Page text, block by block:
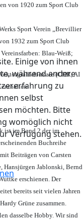
Einige von ihnen
während andere
zu
selbst
möchten. Bitte
womöglich nicht
Verfügung stehen.
von 1920 zum Sport Club
Sport Verein „Brevillier
1932 zum Sport Club
Blau-Weiß;
(CDR, AI
enthalten.
ist im Band 2 der im
Buchreihe
Beiträgen von Carsten
Hansjürgen Jablonski, Bernd
erschienen. Der
bereits seit vielen Jahren
Grüne zusammen.
dasselbe Hobby. Wir sind